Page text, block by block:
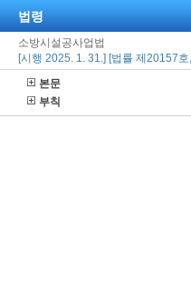
법령
소방시설공사업법
[시행 2025. 1. 31.] [법률 제20157
본문
부칙